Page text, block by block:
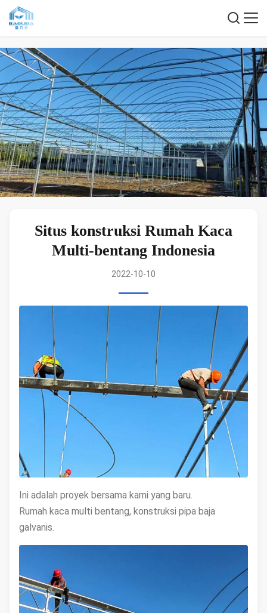
Situs konstruksi Rumah Kaca
Multi-bentang Indonesia
2022-10-10
Ini adalah proyek bersama kami yang baru.
Rumah kaca multi bentang, konstruksi pipa baja
galvanis.